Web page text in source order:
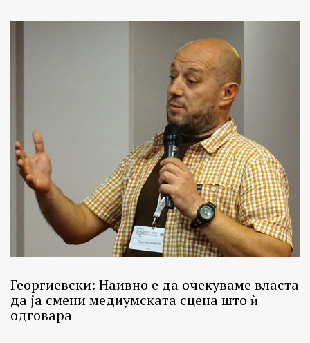
Георгиевски: Наивно е да очекуваме власта
да ја смени медиумската сцена што ѝ
одговара